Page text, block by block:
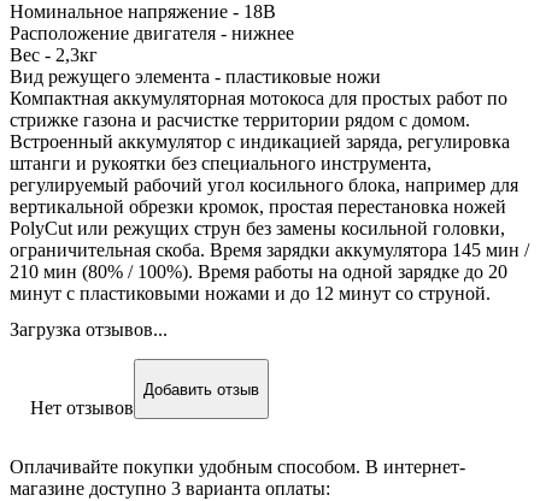
Номинальное напряжение - 18В
Расположение двигателя - нижнее
Вес - 2,3кг
Вид режущего элемента - пластиковые ножи
Компактная аккумуляторная мотокоса для простых работ по
стрижке газона и расчистке территории рядом с домом.
Встроенный аккумулятор с индикацией заряда, регулировка
штанги и рукоятки без специального инструмента,
регулируемый рабочий угол косильного блока, например для
вертикальной обрезки кромок, простая перестановка ножей
PolyCut или режущих струн без замены косильной головки,
ограничительная скоба. Время зарядки аккумулятора 145 мин /
210 мин (80% / 100%). Время работы на одной зарядке до 20
минут с пластиковыми ножами и до 12 минут со струной.
Загрузка отзывов...
Нет отзывов
Добавить отзыв
Оплачивайте покупки удобным способом. В интернет-
магазине доступно 3 варианта оплаты: